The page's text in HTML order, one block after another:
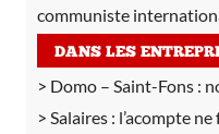
communiste
DANS LES
Domo – Saint-Fons :
Salaires : l’acompte